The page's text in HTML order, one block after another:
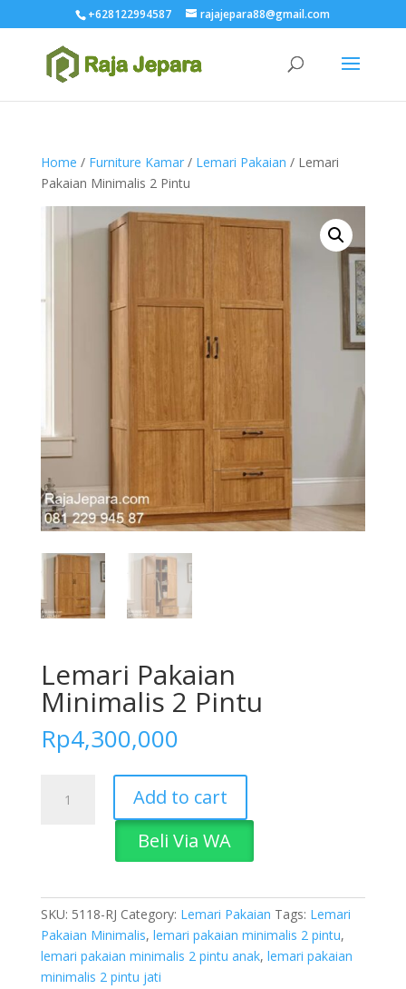
+628122994587 rajajepara88@gmail.com
Home / Furniture Kamar/ Lemari Pakaian / Lemari
Pakaian Minimalis 2 Pintu
Lemari Pakaian
Minimalis 2 Pintu
Rp4,300,000
Pakaian
Add to cart
Beli Via WA
SKU: 5118-RJ Category: Lemari Pakaian Tags: Lemari
Pakaian Minimalis, lemari pakaian minimalis 2 pintu,
lemari pakaian minimalis 2 pintu anak, lemari pakaian
minimalis 2 pintu jati